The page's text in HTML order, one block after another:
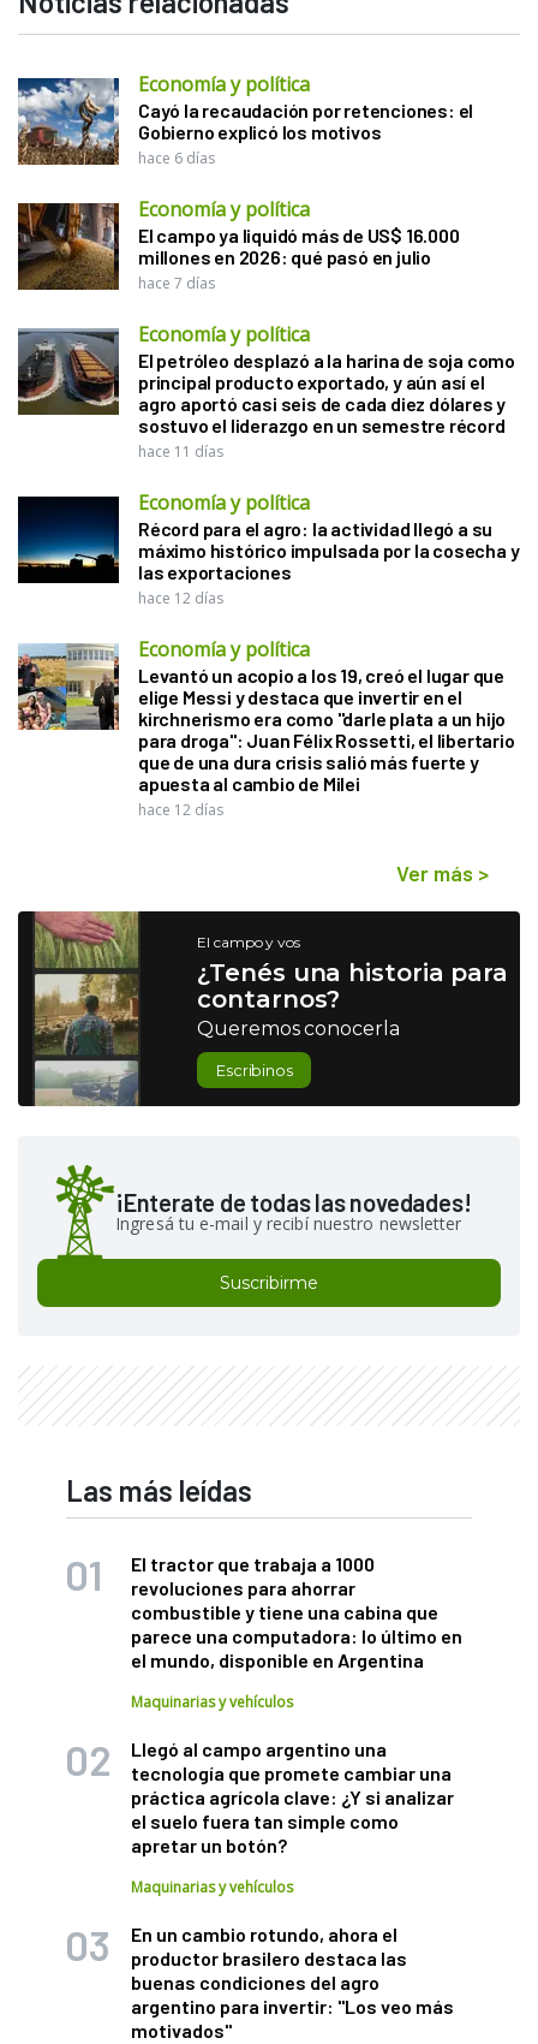
Economía y política
Cayó la recaudación por retenciones: el
Gobierno explicó los motivos
hace 6 días
Economía y política
El campo ya liquidó más de US$ 16.000
millones en 2026: qué pasó en julio
hace 7 días
Economía y política
El petróleo desplazó a la harina de soja como
principal producto exportado, y aún así el
agro aportó casi seis de cada diez dólares y
sostuvo el liderazgo en un semestre récord
hace 11 días
Economía y política
Récord para el agro: la actividad llegó a su
máximo histórico impulsada por la cosecha y
las exportaciones
hace 12 días
Economía y política
Levantó un acopio a los 19, creó el lugar que
elige Messi y destaca que invertir en el
kirchnerismo era como "darle plata a un hijo
para droga": Juan Félix Rossetti, el libertario
que de una dura crisis salió más fuerte y
apuesta al cambio de Milei
hace 12 días
Ver más >
El campo y vos
¿Tenés una historia para
contarnos?
Queremos conocerla
Escribinos
¡Enterate de todas las novedades!
Ingresá tu e-mail y recibí nuestro newsletter
Suscribirme
Las más leídas
El tractor que trabaja a 1000
revoluciones para ahorrar
combustible y tiene una cabina que
parece una computadora: lo último en
el mundo, disponible en Argentina
Maquinarias y vehículos
Llegó al campo argentino una
tecnología que promete cambiar una
práctica agrícola clave: ¿Y si analizar
el suelo fuera tan simple como
apretar un botón?
Maquinarias y vehículos
En un cambio rotundo, ahora el
productor brasilero destaca las
buenas condiciones del agro
argentino para invertir: "Los veo más
motivados"